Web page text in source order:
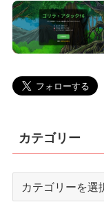
カテゴリー